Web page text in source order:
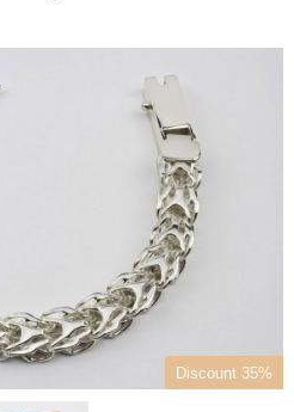
Discount 35%